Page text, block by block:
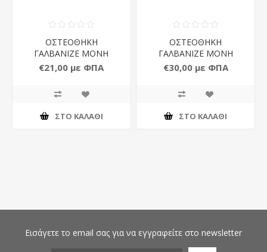
ΟΣΤΕΟΘΗΚΗ
ΓΑΛΒΑΝΙΖΕ ΜΟΝΗ
ΑΝΤΥΤΗ
€21,00 με ΦΠΑ
ΣΤΟ ΚΑΛΆΘΙ
ΟΣΤΕΟΘΗΚΗ
ΓΑΛΒΑΝΙΖΕ ΜΟΝΗ
ΝΤΥΜΕΝΗ
€30,00 με ΦΠΑ
ΣΤΟ ΚΑΛΆΘΙ
Εισάγετε το email σας για να εγγραφείτε στο newsletter